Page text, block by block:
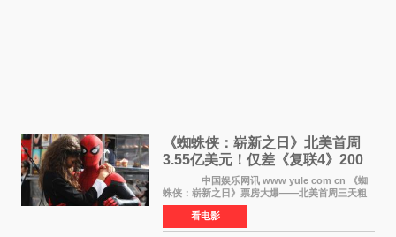
《蜘蛛侠：崭新之日》北美首周
3.55亿美元！仅差《复联4》200
万 影史第二全球开画
中国娱乐网讯 www yule com cn 《蜘
蛛侠：崭新之日》票房大爆——北美首周三天粗
报3 55亿美元，仅比影史最高北美开画《复仇者
联盟4：终局之战》的3 571亿美元少200万出头，
精报调整后仍
看电影